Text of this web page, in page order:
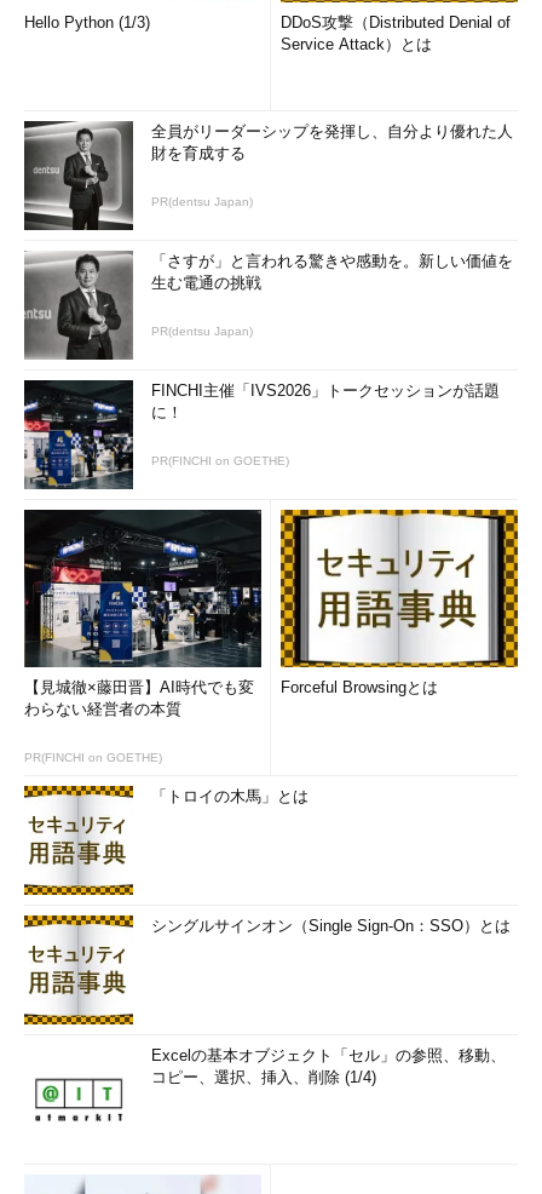
ォントとして選択できるのが特徴だ。タイトルバーだけ、アイコ
ンだけ、といったように特定部分のみのフォントを切り替えるこ
Windows 8.1とWindows 10については、プリセットでそれぞれ
のフォントの組み合わせが用意されているので、メニューの［プ
リセット］から［Windows 8／8.1］や［Windows 10］を選べば
よい。
細かくフォントの種類やサイズを指定したい場合は、「Meiryo
UIも大っきらい!!」がお勧めだ。
以下のWebページを開き、［Download MeiryoUIも大っきら
い!!］ボタンをクリックして、「noMeiryoUI235.zip」をダウン
ロードする。ZIPファイル内の「noMeiryoUI.exe」を実行する。
この際、ZIPファイルを展開する必要はない。
Meiryo UIも大っきらい!! （Tatsu）
［MeiryoUIも大っきらい!!］ダイアログが開くので、メニュー
の［プリセット］－［Windows 8/8.1］を選択すると、各フォン
トが「Meiryo UI」に変更される。［設定］ボタンを押すと、シ
ステムフォントが「Meiryo UI」に変わる。
システムフォントを「メイリオ」など別のフォントに変更した
い場合は、「すべてのフォント」の［選択］ボタンをクリック
し、［フォント選択］ダイアログを開き、設定したいフォント
タンを押すと、「タイトルバー」や「アイコン」など、全ての項
目に選択したフォントが反映される。［設定］ボタンを押すと、
システムフォントに選択したフォントに変わる。
戻す場合は、メニューの［プリセット］－［Windows 10］を選
択し、タイトルバーなどの各フォント項目が「Yu Gothic UI」に
なったら［設定］ボタンを押すと、システムフォントが「Yu
Gothic UI」に戻る。
Hello Python (1/3)
DDoS攻撃（Distributed Denial of
Service Attack）とは
全員がリーダーシップを発揮し、自分より優れた人
財を育成する
PR(dentsu Japan)
「さすが」と言われる驚きや感動を。新しい価値を
生む電通の挑戦
PR(dentsu Japan)
FINCHI主催「IVS2026」トークセッションが話題
に！
PR(FINCHI on GOETHE)
【見城徹×藤田晋】AI時代でも変
わらない経営者の本質
PR(FINCHI on GOETHE)
Forceful Browsingとは
「トロイの木馬」とは
シングルサインオン（Single Sign-On：SSO）とは
Excelの基本オブジェクト「セル」の参照、移動、
コピー、選択、挿入、削除 (1/4)